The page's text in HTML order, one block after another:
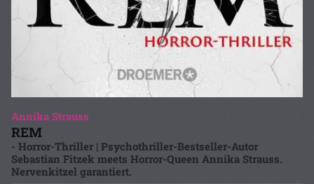
Annika Strauss
REM
- Horror-Thriller | Psychothriller-Bestseller-Autor
Sebastian Fitzek meets Horror-Queen Annika Strauss.
Nervenkitzel garantiert.